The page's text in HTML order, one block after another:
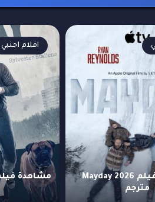
مشاهدة فيلم Mayday 2026
مترجم
افلام اجنبي